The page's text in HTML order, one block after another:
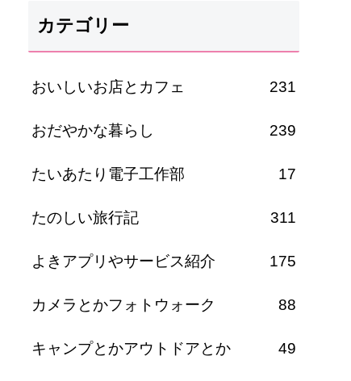
カテゴリー
おいしいお店とカフェ 231
おだやかな暮らし 239
たいあたり電子工作部 17
たのしい旅行記 311
よきアプリやサービス紹介 175
カメラとかフォトウォーク 88
キャンプとかアウトドアとか 49